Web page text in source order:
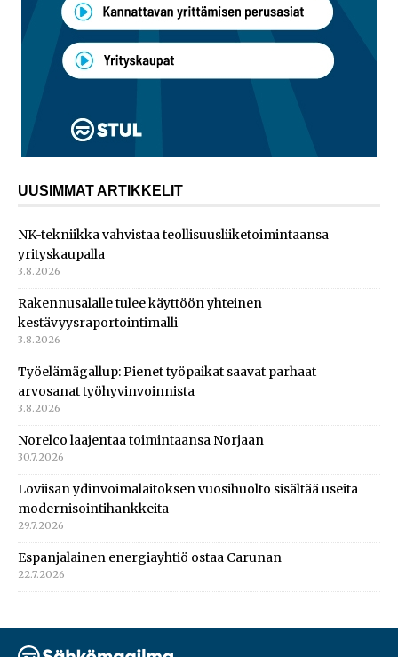
UUSIMMAT ARTIKKELIT
NK-tekniikka vahvistaa teollisuusliiketoimintaansa
yrityskaupalla
3.8.2026
Rakennusalalle tulee käyttöön yhteinen
kestävyysraportointimalli
3.8.2026
Työelämägallup: Pienet työpaikat saavat parhaat
arvosanat työhyvinvoinnista
3.8.2026
Norelco laajentaa toimintaansa Norjaan
30.7.2026
Loviisan ydinvoimalaitoksen vuosihuolto sisältää useita
modernisointihankkeita
29.7.2026
Espanjalainen energiayhtiö ostaa Carunan
22.7.2026